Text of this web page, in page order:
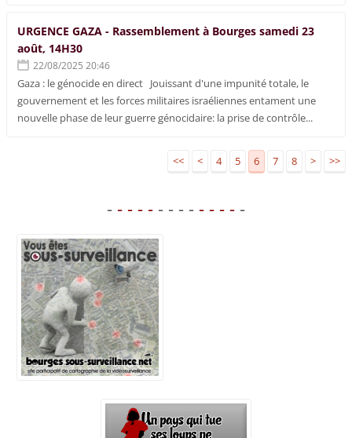
URGENCE GAZA - Rassemblement à Bourges samedi 23
août, 14H30
22/08/2025 20:46
Gaza : le génocide en direct Jouissant d'une impunité totale, le
gouvernement et les forces militaires israéliennes entament une
nouvelle phase de leur guerre génocidaire: la prise de contrôle...
<< < 4 5 6 7 8 > >>
- - - - - - - - - - - - - -